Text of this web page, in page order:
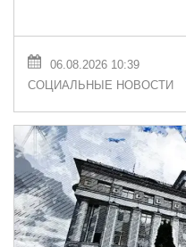
06.08.2026 10:39
СОЦИАЛЬНЫЕ НОВОСТИ